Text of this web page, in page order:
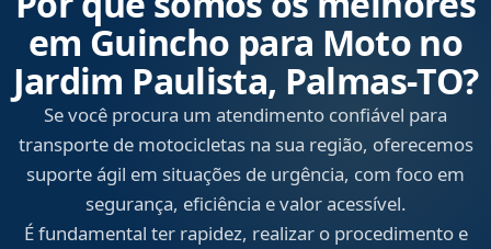
em Guincho para Moto no
Jardim Paulista, Palmas‑TO?
Se você procura um atendimento confiável para
transporte de motocicletas na sua região, oferecemos
suporte ágil em situações de urgência, com foco em
segurança, eficiência e valor acessível.
É fundamental ter rapidez, realizar o procedimento e